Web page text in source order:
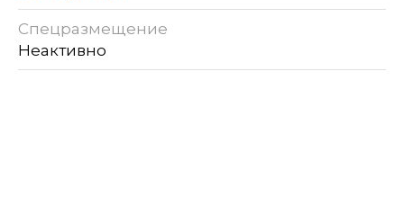
Спецразмещение
Неактивно